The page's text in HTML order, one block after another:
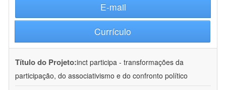
E-mail
Currículo
Título do Projeto:inct participa - transformações da
participação, do associativismo e do confronto político